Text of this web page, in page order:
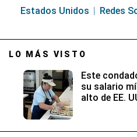
Estados Unidos Redes
LO MÁS VISTO
Este
su salario
alto de EE.